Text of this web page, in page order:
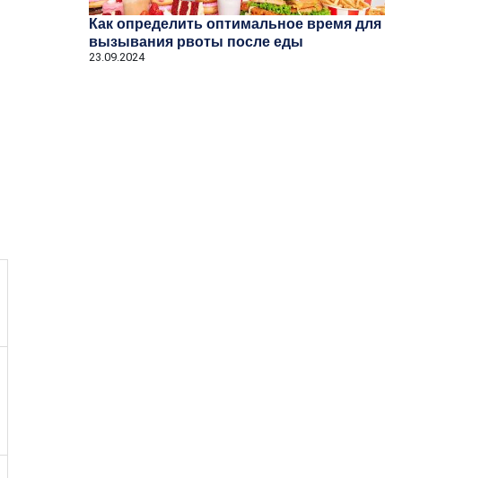
Как определить оптимальное время для
вызывания рвоты после еды
23.09.2024